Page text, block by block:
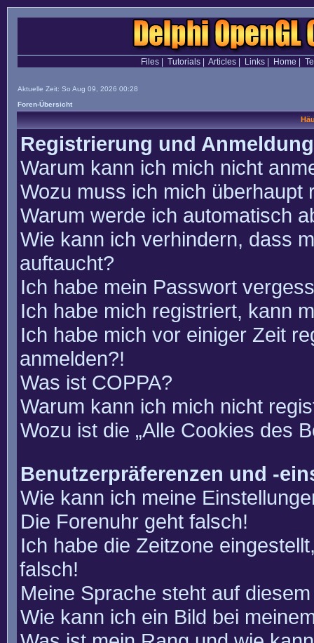
Files| Tutorials| Articles| Links| Home
Aktuelle Zeit: So Aug 09, 2026 00:28
Foren-Übersicht
Registrierung und Anmeldung
Warum kann ich mich nicht
Wozu muss ich mich überhaupt
Warum werde ich automatisch
Wie kann ich verhindern, dass
auftaucht?
Ich habe mein Passwort
Ich habe mich registriert, kann
Ich habe mich vor einiger Zeit
anmelden?!
Was ist COPPA?
Warum kann ich mich nicht
Wozu ist die „Alle Cookies des
Benutzerpräferenzen und -
Wie kann ich meine
Die Forenuhr geht falsch!
Ich habe die Zeitzone
falsch!
Meine Sprache steht auf
Wie kann ich ein Bild bei